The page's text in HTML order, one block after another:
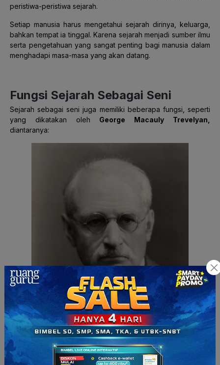
peristiwa-peristiwa sejarah.
Setiap manusia harus mengetahui sejarah dirinya, keluarga,
bahkan tempat ia tinggal. Karena sejarah menjadi sumber ilmu
serta pengetahuan yang sangat penting bagi manusia dalam
menghadapi masa-masa yang akan datang.
Fungsi Sejarah Sebagai Seni
Sejarah sebagai seni juga memiliki beberapa fungsi, seperti
yang dikatakan oleh George Macauly Trevelyan,
diantaranya: